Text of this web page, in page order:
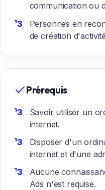
communication ou
Personnes en
de création
Prérequis
Savoir utiliser un
internet.
Disposer d'un
internet et d'une
Aucune
Ads n'est requise.